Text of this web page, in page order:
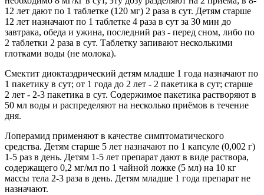
12 лет дают по 1 таблетке (120 мг) 2 раза в сут. Детям старше
12 лет назначают по 1 таблетке 4 раза в сут за 30 мин до
завтрака, обеда и ужина, последний раз - перед сном, либо по
2 таблетки 2 раза в сут. Таблетку запивают несколькими
глотками воды (не молока).
Смектит диоктаэдрический детям младше 1 года назначают по
1 пакетику в сут; от 1 года до 2 лет - 2 пакетика в сут; старше
2 лет - 2-3 пакетика в сут. Содержимое пакетика растворяют в
50 мл воды и распределяют на несколько приёмов в течение
дня.
Лоперамид применяют в качестве симптоматического
средства. Детям старше 5 лет назначают по 1 капсуле (0,002 г)
1-5 раз в день. Детям 1-5 лет препарат дают в виде раствора,
содержащего 0,2 мг/мл по 1 чайной ложке (5 мл) на 10 кг
массы тела 2-3 раза в день. Детям младше 1 года препарат не
назначают.